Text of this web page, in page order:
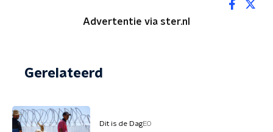
Advertentie via ster.nl
Gerelateerd
Dit is de DagEO